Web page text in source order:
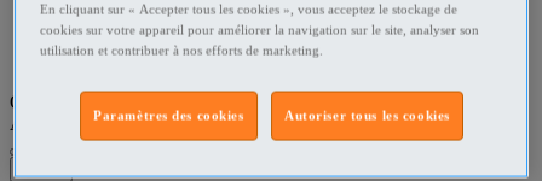
France Agriculture - Environnement
Haute-Normandie Agriculture - Environnement
Que recherchez-vous ?
Agriculture - Environnement•Haute-Normandie
En cliquant sur « Accepter tous les cookies », vous acceptez le stockage de
cookies sur votre appareil pour améliorer la navigation sur le site, analyser son
utilisation et contribuer à nos efforts de marketing.
Autoriser tous les cookies
Paramètres des cookies